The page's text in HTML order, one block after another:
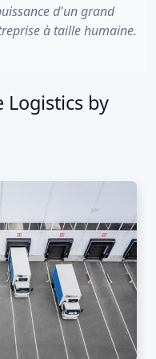
d'un grand
à taille humaine.
by